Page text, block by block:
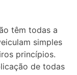
têm todas a
simples
princípios.
de todas